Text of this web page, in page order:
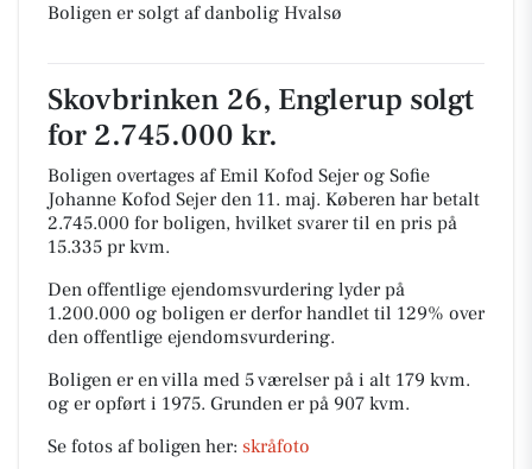
Boligen er solgt af danbolig Hvalsø
Skovbrinken 26, Englerup solgt
for 2.745.000 kr.
Boligen overtages af Emil Kofod Sejer og Sofie
Johanne Kofod Sejer den 11. maj. Køberen har betalt
2.745.000 for boligen, hvilket svarer til en pris på
15.335 pr kvm.
Den offentlige ejendomsvurdering lyder på
1.200.000 og boligen er derfor handlet til 129% over
den offentlige ejendomsvurdering.
Boligen er en villa med 5 værelser på i alt 179 kvm.
og er opført i 1975. Grunden er på 907 kvm.
Se fotos af boligen her: skråfoto